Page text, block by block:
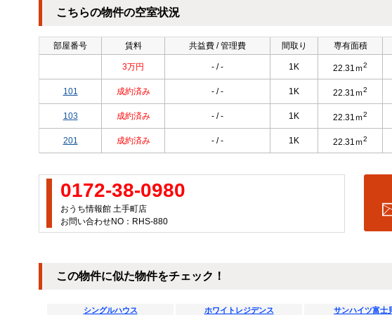
こちらの物件の空室状況
部屋番号 賃料 共益費 / 管理費 間取り 専有面積
3万円 - / - 1K 22.31ｍ2
101 成約済み - / - 1K 22.31ｍ2
103 成約済み - / - 1K 22.31ｍ2
201 成約済み - / - 1K 22.31ｍ2
0172-38-0980
おうち情報館 土手町店
お問い合わせNO：RHS-880
この物件に似た物件をチェック！
シングルハウス ホワイトレジデンス サンハイツ富士